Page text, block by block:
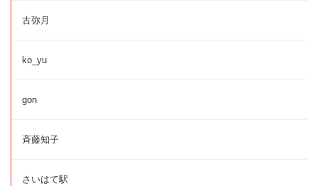
古弥月
ko_yu
gon
斉藤知子
さいはて駅